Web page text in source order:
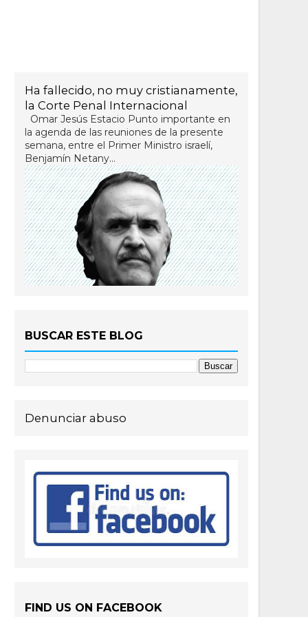
Ha fallecido, no muy cristianamente,
la Corte Penal Internacional
Omar Jesús Estacio Punto importante en
la agenda de las reuniones de la presente
semana, entre el Primer Ministro israelí,
Benjamín Netany...
BUSCAR ESTE BLOG
Denunciar abuso
FIND US ON FACEBOOK